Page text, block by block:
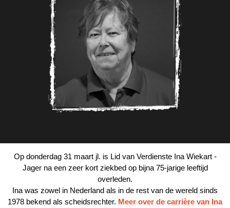
Op donderdag 31 maart jl. is Lid van Verdienste Ina Wiekart -
Jager na een zeer kort ziekbed op bijna 75-jarige leeftijd
overleden.
Ina was zowel in Nederland als in de rest van de wereld sinds
1978 bekend als scheidsrechter. Meer over de carrière van Ina